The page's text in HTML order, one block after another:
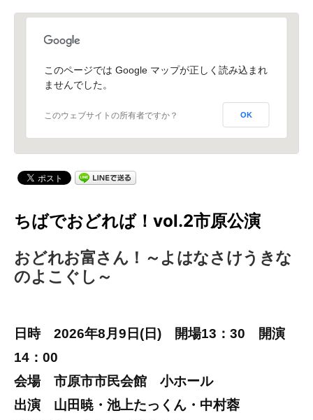
このページでは Google マップが正しく読み込まれ
ませんでした。
このウェブサイトの所有者ですか？ OK
ちばでおどれば！vol.2市原公演
おどれお富さん！～よはなさけうきな
のよこぐし～
日時 2026年8月9日(日) 開場13：30 開演
14：00
会場 市原市市民会館 小ホール
出演 山田暁・池上たっくん・中村蓉